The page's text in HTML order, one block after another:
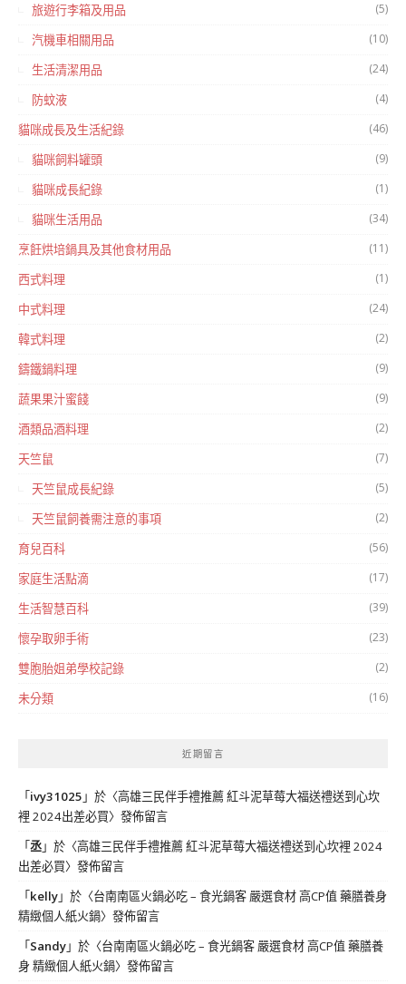
旅遊行李箱及用品 (5)
汽機車相關用品 (10)
生活清潔用品 (24)
防蚊液 (4)
貓咪成長及生活紀錄 (46)
貓咪飼料罐頭 (9)
貓咪成長紀錄 (1)
貓咪生活用品 (34)
烹飪烘培鍋具及其他食材用品 (11)
西式料理 (1)
中式料理 (24)
韓式料理 (2)
鑄鐵鍋料理 (9)
蔬果果汁蜜餞 (9)
酒類品酒料理 (2)
天竺鼠 (7)
天竺鼠成長紀錄 (5)
天竺鼠飼養需注意的事項 (2)
育兒百科 (56)
家庭生活點滴 (17)
生活智慧百科 (39)
懷孕取卵手術 (23)
雙胞胎姐弟學校記錄 (2)
未分類 (16)
近期留言
「 ivy31025 」於〈高雄三民伴手禮推薦 紅斗泥草莓大福送禮送到心坎
裡 2024出差必買〉發佈留言
「丞」於〈高雄三民伴手禮推薦 紅斗泥草莓大福送禮送到心坎裡 2024
出差必買〉發佈留言
「 kelly」於〈台南南區火鍋必吃 – 食光鍋客 嚴選食材 高CP值 藥膳養身
精緻個人紙火鍋〉發佈留言
「 Sandy」於〈台南南區火鍋必吃 – 食光鍋客 嚴選食材 高CP值 藥膳養
身 精緻個人紙火鍋〉發佈留言